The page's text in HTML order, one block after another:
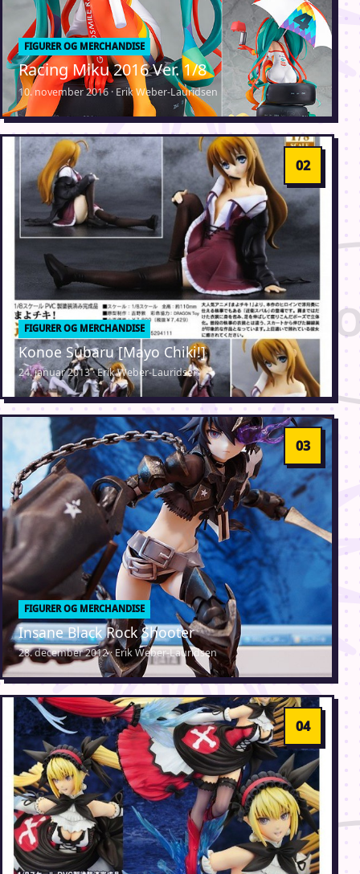
FIGURER OG MERCHANDISE
Racing Miku 2016 Ver. 1/8
10. november 2016 · Erik Weber-Lauridsen
FIGURER OG MERCHANDISE
Konoe Subaru [Mayo Chiki!]
24. januar 2013 · Erik Weber-Lauridsen
FIGURER OG MERCHANDISE
Insane Black Rock Shooter
28. december 2012 · Erik Weber-Lauridsen